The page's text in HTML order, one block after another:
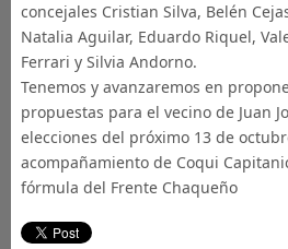
concejales Cristian Silva, Belén
Natalia Aguilar, Eduardo Riquel,
Ferrari y Silvia Andorno.
Tenemos y avanzaremos en
propuestas para el vecino de Juan
elecciones del próximo 13 de
acompañamiento de Coqui
fórmula del Frente Chaqueño